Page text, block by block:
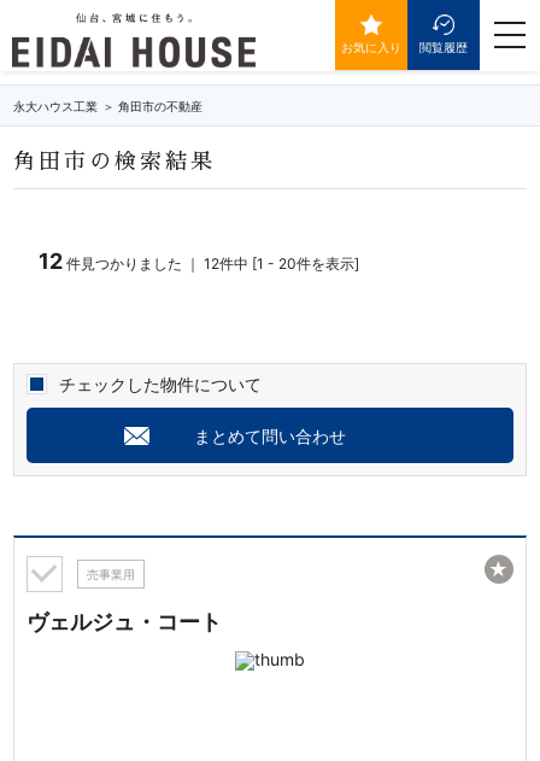
お気に入り 閲覧履歴
永大ハウス工業 角田市の不動産
角田市の検索結果
12 件見つかりました ｜ 12件中 [1 - 20件を表示]
チェックした物件について
まとめて問い合わせ
売事業用
ヴェルジュ・コート
★